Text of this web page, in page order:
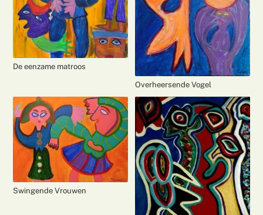
De eenzame matroos
Overheersende Vogel
Swingende Vrouwen